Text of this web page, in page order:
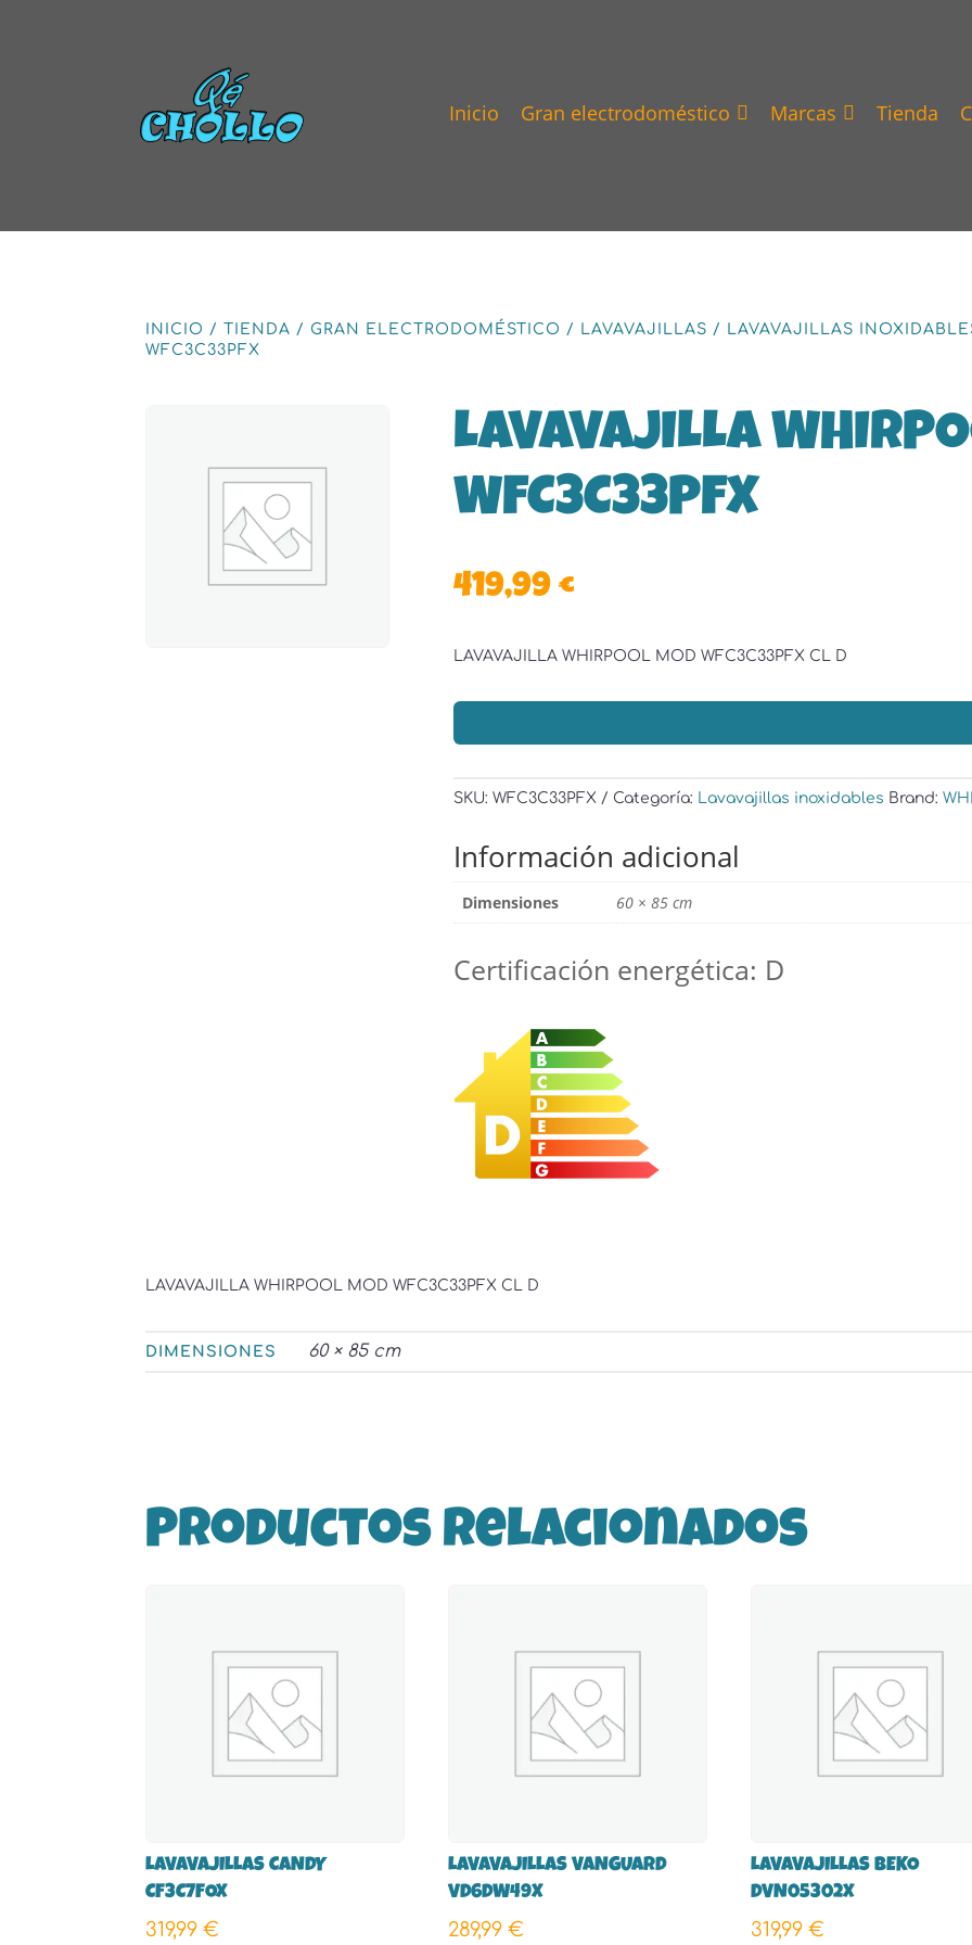
Inicio Gran electrodoméstico Marcas Tienda
INICIO /TIENDA / GRAN ELECTRODOMÉSTICO / LAVAVAJILLAS / LAVAVAJILLAS
WFC3C33PFX
LAVAVAJILLA
WFC3C33PFX
419,99€
LAVAVAJILLA WHIRPOOL MOD WFC3C33PFX CL D
SKU: WFC3C33PFX Categoría: Lavavajillas inoxidables Brand:
Información adicional
Dimensiones 60 × 85 cm
Certificación energética: D
LAVAVAJILLA WHIRPOOL MOD WFC3C33PFX CL D
DIMENSIONES 60 × 85 cm
Productos relacionados
LAVAVAJILLAS CANDY
CF3C7FOX
319,99€
LAVAVAJILLAS VANGUARD
VD6DW49X
289,99€
LAVAVAJILLAS BEKO
DVN05302X
319,99€